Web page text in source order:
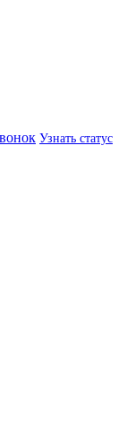
Узнать статус